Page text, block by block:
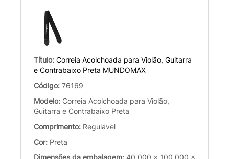
Título: Correia Acolchoada para Violão, Guitarra
e Contrabaixo Preta MUNDOMAX
Código: 76169
Modelo: Correia Acolchoada para Violão,
Guitarra e Contrabaixo Preta
Comprimento: Regulável
Cor: Preta
Dimensões da embalagem: 40.000 x 100.000 x